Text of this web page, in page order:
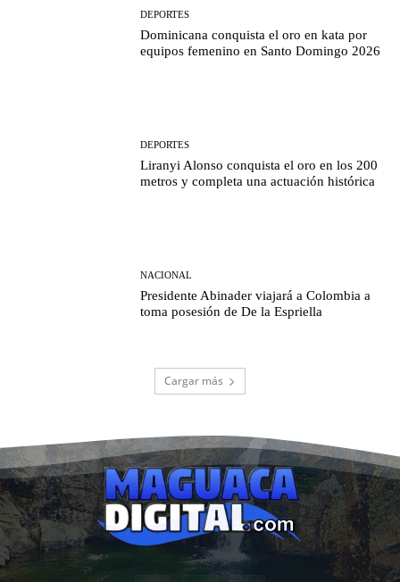
DEPORTES
Dominicana conquista el oro en kata por
equipos femenino en Santo Domingo 2026
DEPORTES
Liranyi Alonso conquista el oro en los 200
metros y completa una actuación histórica
NACIONAL
Presidente Abinader viajará a Colombia a
toma posesión de De la Espriella
Cargar más